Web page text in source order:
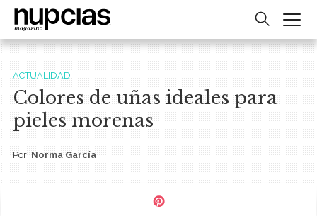
ACTUALIDAD
Colores de uñas ideales para
pieles morenas
Por:Norma García